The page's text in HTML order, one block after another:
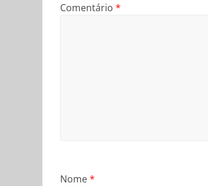
Comentário *
Nome*